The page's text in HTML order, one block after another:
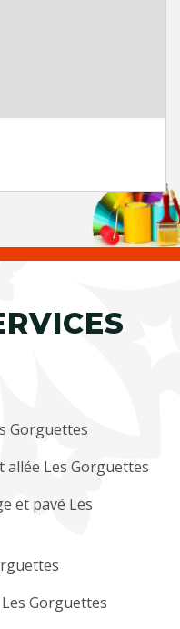
Gorguettes
allée Les Gorguettes
et pavé Les
Gorguettes